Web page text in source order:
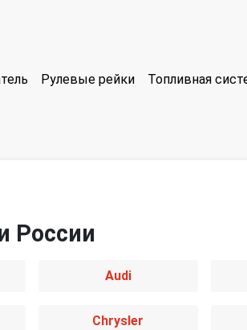
Рулевые рейки Топливная
России
Audi
Chrysler